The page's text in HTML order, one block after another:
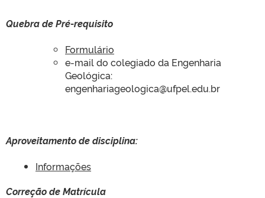
Quebra de Pré-requisito
Formulário
e-mail do colegiado da Engenharia
Geológica:
engenhariageologica@ufpel.edu.br
Aproveitamento de disciplina:
Informações
Correção de Matrícula